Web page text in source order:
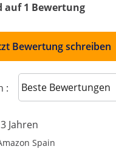
auf 1 Bewertung
Bewertung schreiben
: Sort reviews
Jahren
Spain